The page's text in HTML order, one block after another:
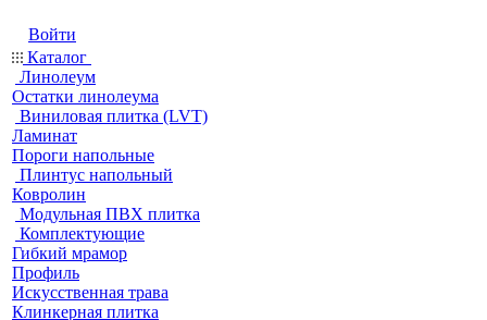
Войти
Каталог
Линолеум
Остатки линолеума
Виниловая плитка (LVT)
Ламинат
Пороги напольные
Плинтус напольный
Ковролин
Модульная ПВХ плитка
Комплектующие
Гибкий мрамор
Профиль
Искусственная трава
Клинкерная плитка